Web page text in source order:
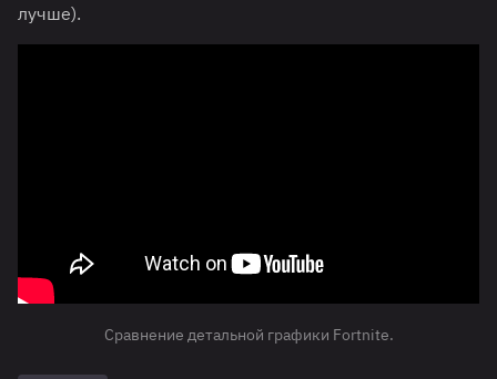
лучше).
Сравнение детальной графики Fortnite.